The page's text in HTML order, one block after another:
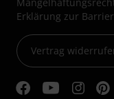
Erklärung zur
Vertrag